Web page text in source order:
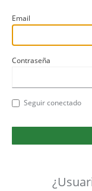
Email
Contraseña
Seguir conectado